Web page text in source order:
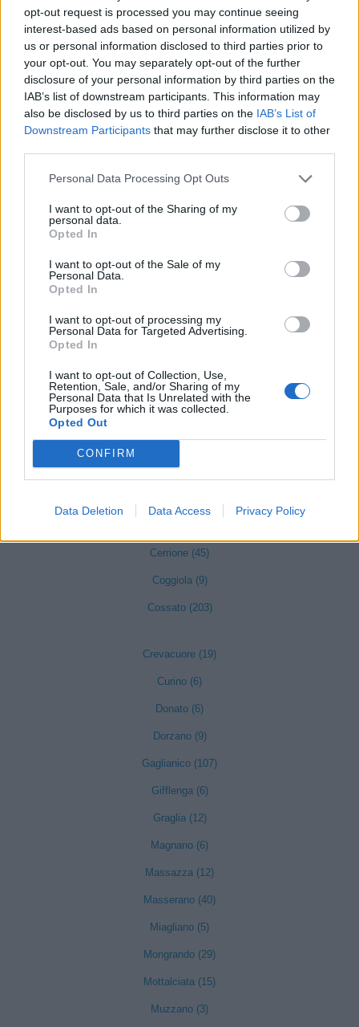
opt-out request is processed you may continue seeing
interest-based ads based on personal information utilized by
us or personal information disclosed to third parties prior to
your opt-out. You may separately opt-out of the further
disclosure of your personal information by third parties on the
IAB’s list of downstream participants. This information may
also be disclosed by us to third parties on the IAB’s List of
Downstream Participants that may further disclose it to other
Personal Data Processing Opt Outs
I want to opt-out of the Sharing of my
personal data.
Opted In
I want to opt-out of the Sale of my
Personal Data.
Opted In
I want to opt-out of processing my
Personal Data for Targeted Advertising.
Opted In
I want to opt-out of Collection, Use,
Retention, Sale, and/or Sharing of my
Personal Data that Is Unrelated with the
Purposes for which it was collected.
Opted Out
CONFIRM
Data Deletion Data Access Privacy Policy
1 2 3 4
Visualizza tutti i comuni della
provincia di Biella
Callabiana (1)
Camburzano (18)
Candelo (57)
Caprile (1)
Casapinta (4)
Cerrione (45)
Coggiola (9)
Cossato (203)
Crevacuore (19)
Curino (6)
Donato (6)
Dorzano (9)
Gaglianico (107)
Gifflenga (6)
Graglia (12)
Magnano (6)
Massazza (12)
Masserano (40)
Miagliano (5)
Mongrando (29)
Mottalciata (15)
Muzzano (3)